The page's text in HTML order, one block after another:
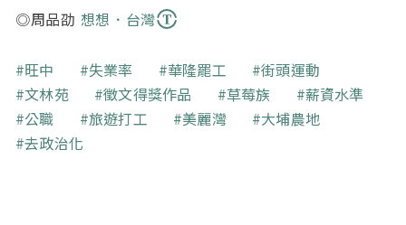
◎周品劭 想想．台灣
關鍵字
旺中 失業率 華隆罷工
街頭運動
文林苑
徵文得獎作品 草莓族
薪資水準
公職
旅遊打工 美麗灣
大埔農地
去政治化